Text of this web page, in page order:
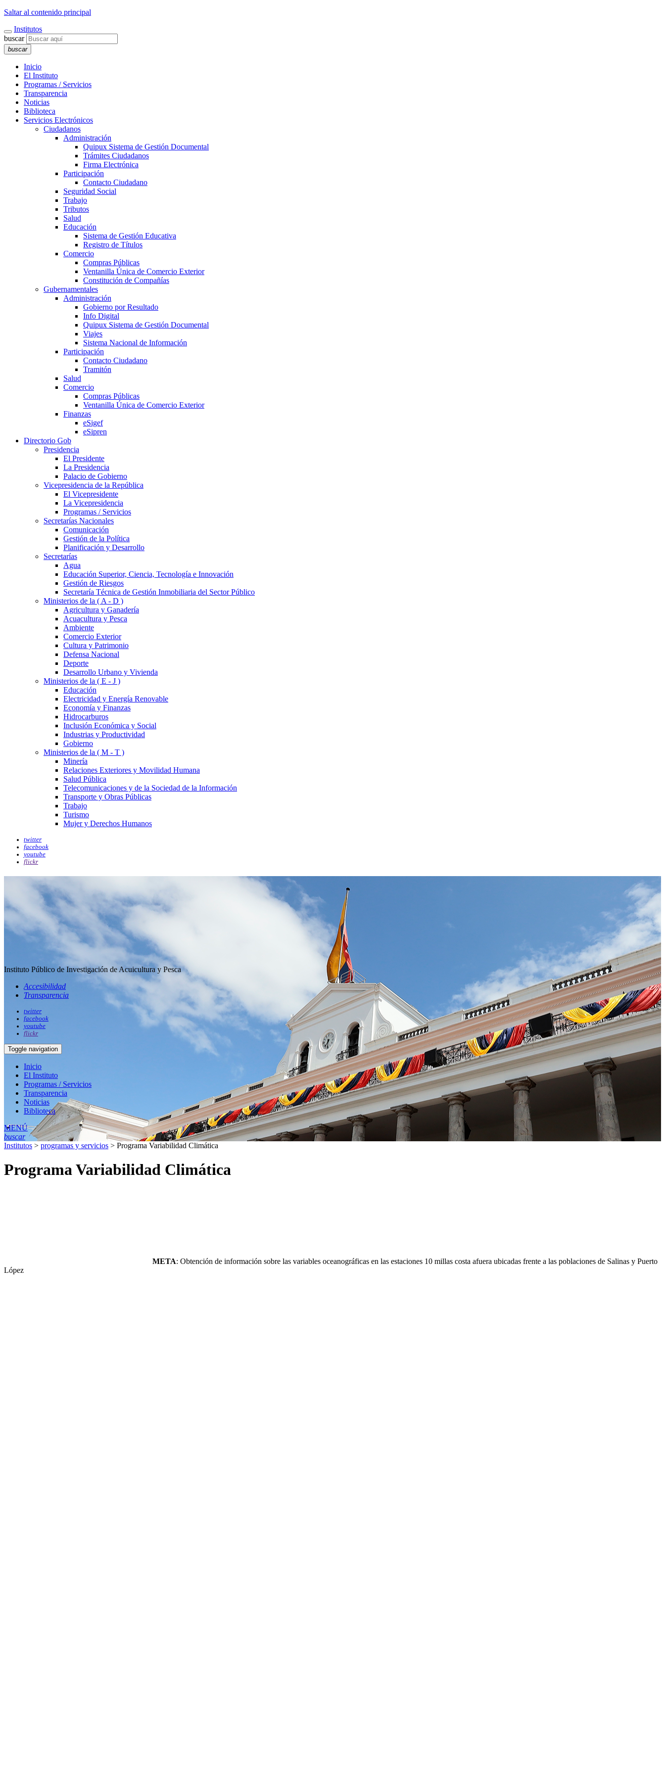
Saltar al contenido principal
Institutos
buscar
buscar
Inicio
El Instituto
Programas / Servicios
Transparencia
Noticias
Biblioteca
Servicios Electrónicos
Ciudadanos
Administración
Quipux Sistema de Gestión Documental
Trámites Ciudadanos
Firma Electrónica
Participación
Contacto Ciudadano
Seguridad Social
Trabajo
Tributos
Salud
Educación
Sistema de Gestión Educativa
Registro de Títulos
Comercio
Compras Públicas
Ventanilla Única de Comercio Exterior
Constitución de Compañías
Gubernamentales
Administración
Gobierno por Resultado
Info Digital
Quipux Sistema de Gestión Documental
Viajes
Sistema Nacional de Información
Participación
Contacto Ciudadano
Tramitón
Salud
Comercio
Compras Públicas
Ventanilla Única de Comercio Exterior
Finanzas
eSigef
eSipren
Directorio Gob
Presidencia
El Presidente
La Presidencia
Palacio de Gobierno
Vicepresidencia de la República
El Vicepresidente
La Vicepresidencia
Programas / Servicios
Secretarías Nacionales
Comunicación
Gestión de la Política
Planificación y Desarrollo
Secretarías
Agua
Educación Superior, Ciencia, Tecnología e Innovación
Gestión de Riesgos
Secretaría Técnica de Gestión Inmobiliaria del Sector Público
Ministerios de la ( A - D )
Agricultura y Ganadería
Acuacultura y Pesca
Ambiente
Comercio Exterior
Cultura y Patrimonio
Defensa Nacional
Deporte
Desarrollo Urbano y Vivienda
Ministerios de la ( E - J )
Educación
Electricidad y Energía Renovable
Economía y Finanzas
Hidrocarburos
Inclusión Económica y Social
Industrias y Productividad
Gobierno
Ministerios de la ( M - T )
Minería
Relaciones Exteriores y Movilidad Humana
Salud Pública
Telecomunicaciones y de la Sociedad de la Información
Transporte y Obras Públicas
Trabajo
Turismo
Mujer y Derechos Humanos
twitter
facebook
youtube
flickr
Instituto Público de Investigación de Acuicultura y Pesca
Accesibilidad
Transparencia
twitter
facebook
youtube
flickr
Toggle navigation
Inicio
El Instituto
Programas / Servicios
Transparencia
Noticias
Biblioteca
MENÚ
buscar
Institutos > programas y servicios > Programa Variabilidad Climática
Programa Variabilidad Climática
META: Obtención de información sobre las variables oceanográficas en las estaciones 10 millas costa afuera ubicadas frente a las poblaciones de Salinas y Puerto
López